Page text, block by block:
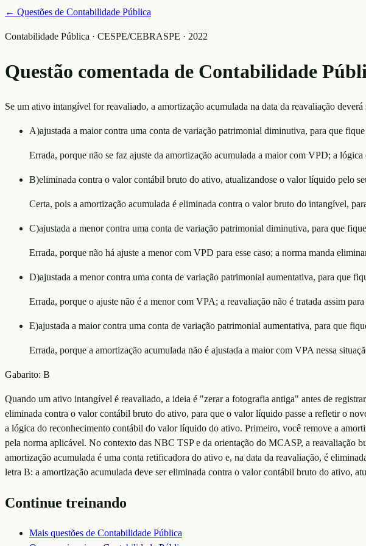
← Questões de Contabilidade Pública
Contabilidade Pública · CESPE/CEBRASPE · 2022
Questão comentada de Contabilidade
Se um ativo intangível for reavaliado, a amortização acumulada na data da reavaliação deverá
A)ajustada a maior contra uma conta de variação patrimonial diminutiva, para que
Errada, porque não se faz ajuste da amortização acumulada a maior com VPD; a
B)eliminada contra o valor contábil bruto do ativo, atualizandose o valor líquido pelo
Certa, pois a amortização acumulada é eliminada contra o valor bruto do intangível,
C)ajustada a menor contra uma conta de variação patrimonial diminutiva, para que
Errada, porque não há ajuste a menor com VPD para esse caso; a norma manda
D)ajustada a menor contra uma conta de variação patrimonial aumentativa, para que
Errada, porque o ajuste não é a menor com VPA; a reavaliação não é tratada assim
E)ajustada a maior contra uma conta de variação patrimonial aumentativa, para que
Errada, porque a amortização acumulada não é ajustada a maior com VPA nessa
Gabarito: B
Quando um ativo intangível é reavaliado, a ideia é "zerar a fotografia antiga" antes de
eliminada contra o valor contábil bruto do ativo, para que o valor líquido passe a refletir o
a lógica do reconhecimento contábil do valor líquido do ativo. Primeiro, você remove a
pela norma aplicável. No contexto das NBC TSP e da orientação do MCASP, a reavaliação
amortização acumulada é uma conta retificadora do ativo e, na data da reavaliação, é
letra B: a amortização acumulada deve ser eliminada contra o valor contábil bruto do ativo,
Continue treinando
Mais questões de Contabilidade Pública